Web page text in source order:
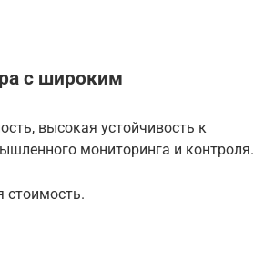
с широким
высокая устойчивость к
мониторинга и контроля.
стоимость.